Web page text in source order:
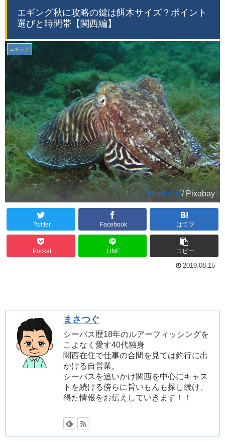
エギング秋に攻略の鍵は餌木サイズ？ポイント
選びと時間帯【関西編】
エギング
MartinStr/ Pixabay
Twitter Facebook はてブ
Pocket LINE コピー
2019.08.15
まさつぐ
シーバス歴18年のルアーフィッシングを
こよなく愛す40代独身
関西在住で仕事の合間を見ては釣行に出
かける自営業。
シーバスを追いかけ関西を中心にキャス
トを続ける傍らに旨いもんも探し続け、
得た情報をお伝えしていきます！！